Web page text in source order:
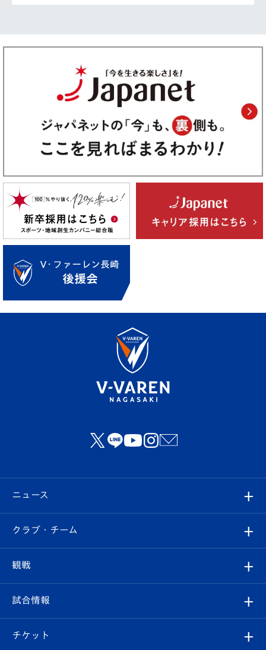
ニュース
すべて
クラブ
試合情報
クラブ・チーム
クラブ概要
観戦
観戦ルール
試合情報
試合日程/結果
チケット